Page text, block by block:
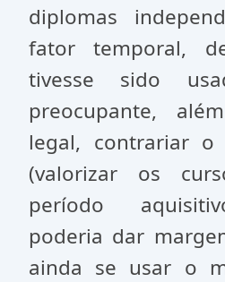
diplomas
fator temporal,
tivesse sido
preocupante,
legal, contrariar
(valorizar os
período
poderia dar
ainda se usar o